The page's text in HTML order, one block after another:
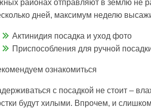
районах отправляют в землю не
дней, максимум неделю
Актинидия посадка и уход фото
Приспособления для ручной
ознакомиться
с посадкой не стоит –
будут хилыми. Впрочем, и